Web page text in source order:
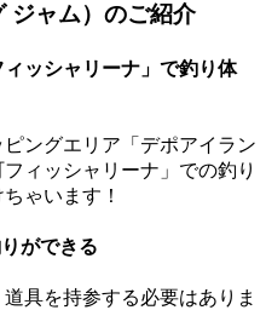
ジャム）のご紹介
ッシャリーナ」で釣り体
ングエリア「デポアイラン
ィッシャリーナ」での釣り
ゃいます！
ができる
具を持参する必要はありま